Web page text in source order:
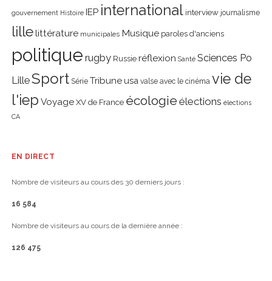
gouvernement Histoire IEP international interview journalisme
lillelittérature municipales Musique paroles d'anciens
politique rugby Russie réflexion Santé Sciences Po
LilleSport Série Tribune usa valse avec le cinéma vie de
l'iep Voyage XV de France écologie élections élections
CA
EN DIRECT
Nombre de visiteurs au cours des 30 derniers jours :
16 584
Nombre de visiteurs au cours de la dernière année :
126 475